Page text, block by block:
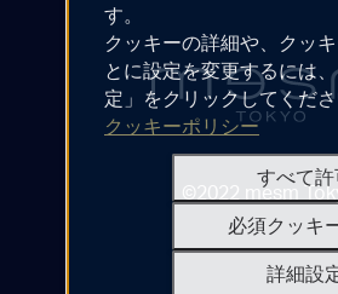
©2022 mesm
す。
クッキーの詳細や、クッ
とに設定を変更するには
定」をクリックしてくださ
クッキーポリシー
すべて許
必須クッキ
詳細設